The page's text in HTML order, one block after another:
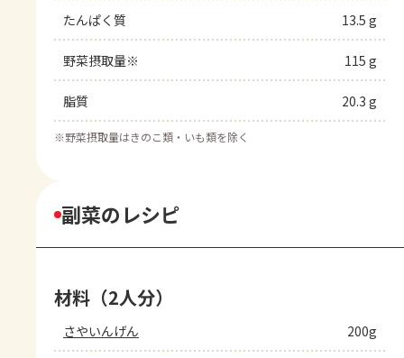
たんぱく質 13.5 g
野菜摂取量※ 115 g
脂質 20.3 g
※野菜摂取量はきのこ類・いも類を除く
副菜のレシピ
材料（2人分）
さやいんげん 200g